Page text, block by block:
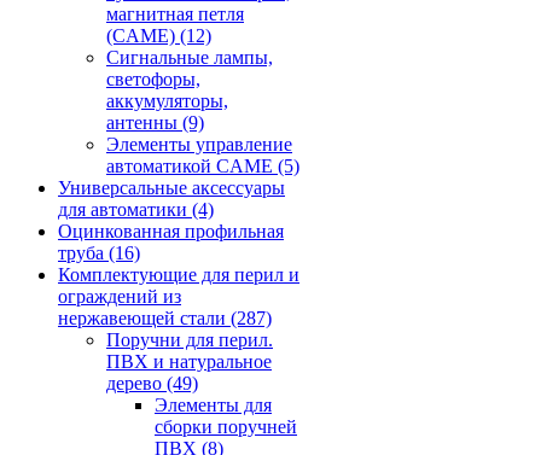
магнитная петля
(CAME) (12)
Сигнальные лампы,
светофоры,
аккумуляторы,
антенны (9)
Элементы управление
автоматикой CAME (5)
Универсальные аксессуары
для автоматики (4)
Оцинкованная профильная
труба (16)
Комплектующие для перил и
ограждений из
нержавеющей стали (287)
Поручни для перил.
ПВХ и натуральное
дерево (49)
Элементы для
сборки поручней
ПВХ (8)